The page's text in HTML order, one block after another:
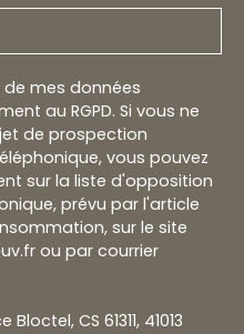
mes données
au RGPD. Si vous ne
de prospection
vous pouvez
sur la liste d'opposition
prévu par l'article
sur le site
ou par courrier
CS 61311, 41013